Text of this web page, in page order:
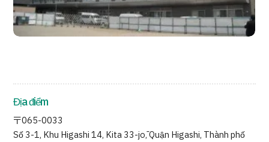
Liên hệ
Địa điểm
〒065-0033
Số 3-1, Khu Higashi 14, Kita 33-jō, Quận Higashi, Thành phố